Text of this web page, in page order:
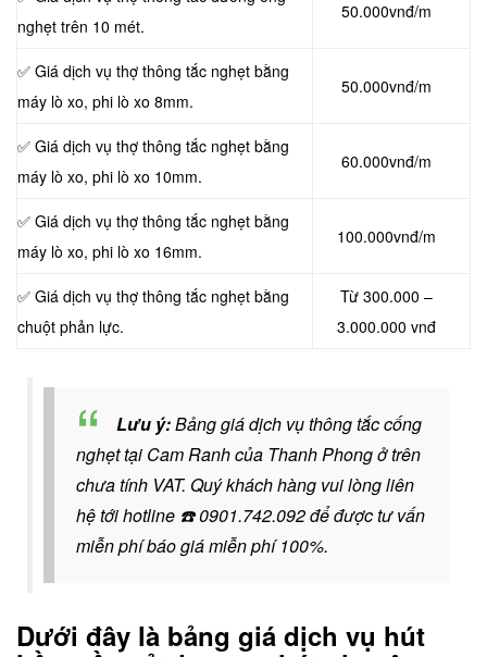
nghẹt trên 10 mét.
50.000vnđ/m
✅ Giá dịch vụ thợ thông tắc nghẹt bằng
máy lò xo, phi lò xo 8mm.
50.000vnđ/m
✅ Giá dịch vụ thợ thông tắc nghẹt bằng
máy lò xo, phi lò xo 10mm.
60.000vnđ/m
✅ Giá dịch vụ thợ thông tắc nghẹt bằng
máy lò xo, phi lò xo 16mm.
100.000vnđ/m
✅ Giá dịch vụ thợ thông tắc nghẹt bằng
chuột phản lực.
Từ 300.000 –
3.000.000 vnđ
Lưu ý:Bảng giá dịch vụ thông tắc cống
nghẹt tại Cam Ranh của Thanh Phong ở trên
chưa tính VAT. Quý khách hàng vui lòng liên
hệ tới hotline ☎️0901.742.092để được tư vấn
miễn phí báo giá miễn phí 100%.
Dưới đây là bảng giá dịch vụ hút